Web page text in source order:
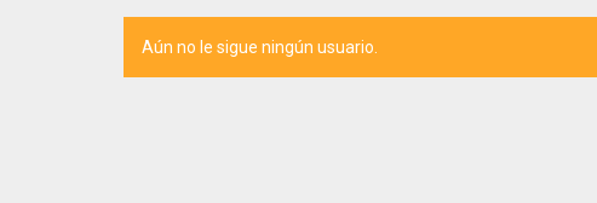
Aún no le sigue ningún usuario.